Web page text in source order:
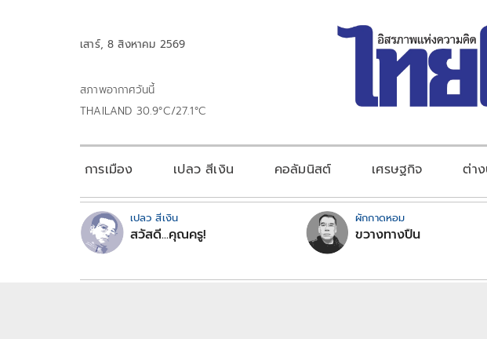
เสาร์, 8 สิงหาคม 2569
สภาพอากาศวันนี้
THAILAND 30.9°C/27.1°C
การเมือง เปลว สีเงิน คอลัมนิสต์ เศรษฐกิจ ต่าง
เปลว สีเงิน
สวัสดี...คุณครู!
ผักกาดหอม
ขวางทางปืน